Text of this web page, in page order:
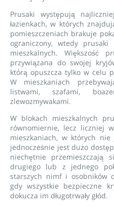
Prusaki występują
łazienkach, w których
pomieszczeniach brakuje
ograniczony, wtedy
mieszkalnych. Większość
przywiązana do swojej
którą opuszcza tylko w celu
W mieszkaniach
listwami, szafami,
zlewozmywakami.
W blokach mieszkalnych
równomiernie, lecz liczniej
mieszkaniach, w których
jednocześnie jest dużo
niechętnie przemieszczają
drugiego lub z jednego
starszych nimf i osobników
gdy wszystkie bezpieczne
dokucza im długotrwały głód.